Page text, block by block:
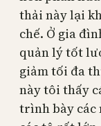
thải này lại
chế. Ở gia
quản lý tốt
giảm tối đa
này tôi thấy
trình bày các